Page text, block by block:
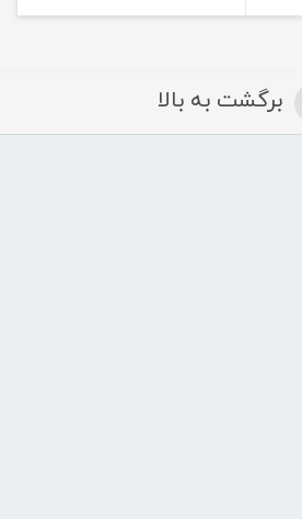
برگشت به بالا